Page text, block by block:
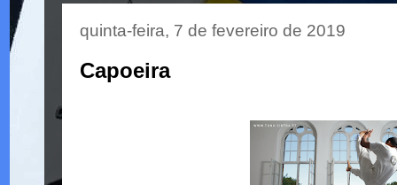
quinta-feira, 7 de fevereiro de 2019
Capoeira